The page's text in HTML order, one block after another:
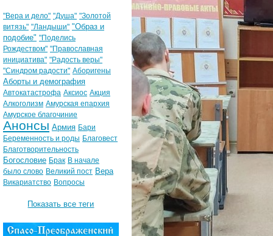
"Вера и дело" "Душа" "Золотой
витязь" "Ландыши" "Образ и
подобие" "Поделись
Рождеством" "Православная
инициатива" "Радость веры"
"Синдром радости" Аборигены
Аборты и демография
Автокатастрофа Аксиос Акция
Алкоголизм Амурская епархия
Амурское благочиние
Анонсы Армия Бари
Беременность и роды Благовест
Благотворительность
Богословие Брак В начале
было слово Великий пост Вера
Викариатство Вопросы
Показать все теги